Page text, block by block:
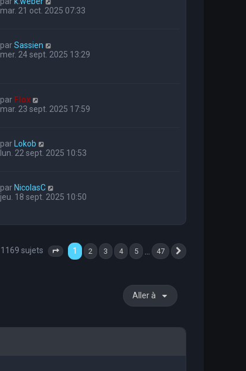
mar. 21 oct. 2025 07:33
parSassien
mer. 24 sept. 2025 13:29
par Flox
mar. 23 sept. 2025 17:59
par
Lokob
lun. 22 sept. 2025 10:53
par NicolasC
jeu. 18 sept. 2025 10:50
1169 sujets Page 1 sur 47
1 2 3 4 5 47
Aller à